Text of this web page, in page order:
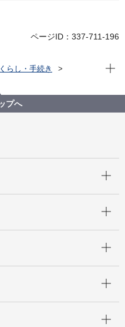
ページID：337-711-196
くらし・手続き
わう」
（青空市・直売所）
現在
プへ